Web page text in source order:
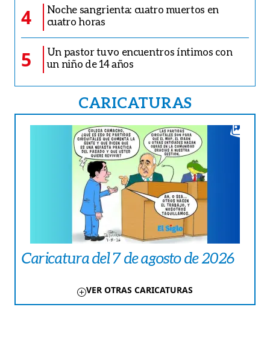
4
Noche sangrienta: cuatro muertos en
cuatro horas
5
Un pastor tuvo encuentros íntimos con
un niño de 14 años
CARICATURAS
Caricatura del 7 de agosto de 2026
VER OTRAS CARICATURAS